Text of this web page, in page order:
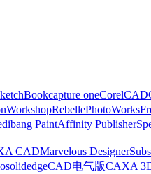
capture oneCorelCAD
RebellePhotoWorks
PaintAffinity Publisher
CADMarvelous Designer
solidedgeCAD电气版CAXA